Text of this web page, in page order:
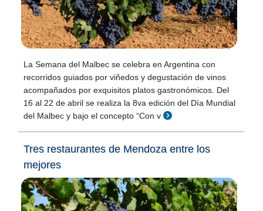
La Semana del Malbec se celebra en Argentina con
recorridos guiados por viñedos y degustación de vinos
acompañados por exquisitos platos gastronómicos. Del
16 al 22 de abril se realiza la 8va edición del Día Mundial
del Malbec y bajo el concepto “Con v
Tres restaurantes de Mendoza entre los
mejores